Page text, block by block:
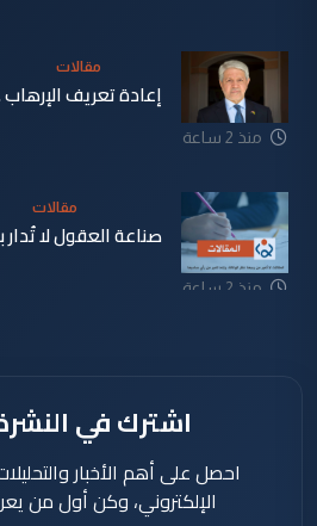
منذ 2 ساعة
مقالات
إعادة تعريف الإرهاب
منذ 2 ساعة
مقالات
صناعة العقول لا تُدار
اشترك في
احصل على أهم الأخبار
الإلكتروني، وكن أول من